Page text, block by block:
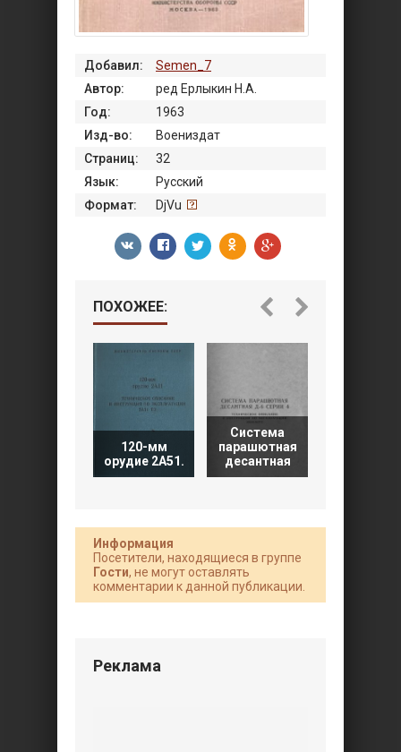
Добавил:
Semen_7
Автор:
ред Ерлыкин Н.А.
Год:
1963
Изд-во:
Воениздат
Страниц:
32
Язык:
Русский
Формат:
DjVu
ПОХОЖЕЕ:
120-мм
орудие 2А51.
Система
парашютная
десантная
Информация
Посетители, находящиеся в группе
Гости, не могут оставлять
комментарии к данной публикации.
Реклама